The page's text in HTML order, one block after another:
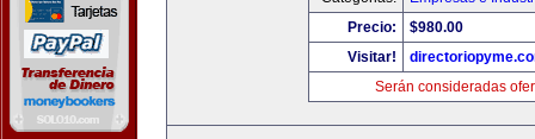
Precio:
$980.00
Visitar!
Serán consideradas